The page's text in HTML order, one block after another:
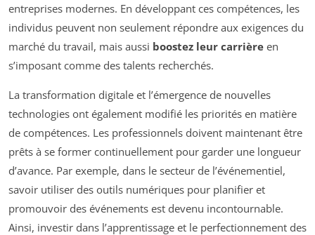
entreprises modernes. En développant ces compétences, les
individus peuvent non seulement répondre aux exigences du
marché du travail, mais aussi boostez leur carrière en
s’imposant comme des talents recherchés.
La transformation digitale et l’émergence de nouvelles
technologies ont également modifié les priorités en matière
de compétences. Les professionnels doivent maintenant être
prêts à se former continuellement pour garder une longueur
d’avance. Par exemple, dans le secteur de l’événementiel,
savoir utiliser des outils numériques pour planifier et
promouvoir des événements est devenu incontournable.
Ainsi, investir dans l’apprentissage et le perfectionnement des